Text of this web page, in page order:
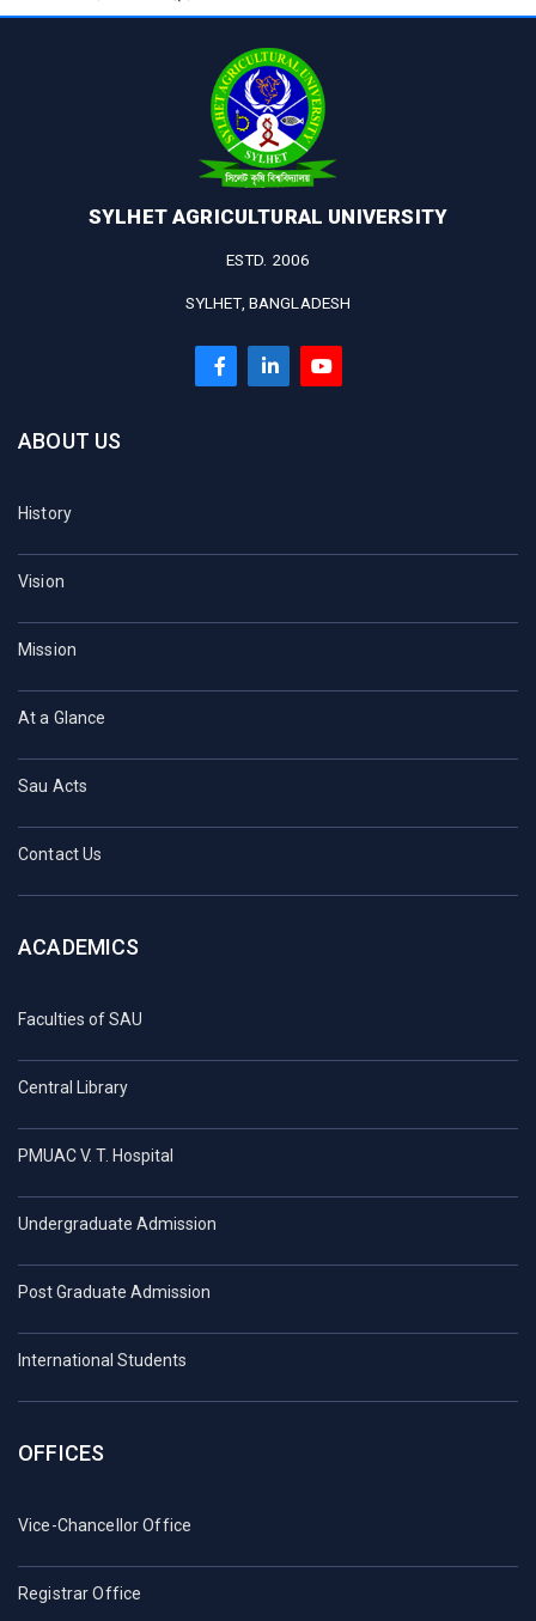
SYLHET AGRICULTURAL UNIVERSITY
ESTD. 2006
SYLHET, BANGLADESH
ABOUT US
History
Vision
Mission
At a Glance
Sau Acts
Contact Us
ACADEMICS
Faculties of SAU
Central Library
PMUAC V. T. Hospital
Undergraduate Admission
Post Graduate Admission
International Students
OFFICES
Vice-Chancellor Office
Registrar Office